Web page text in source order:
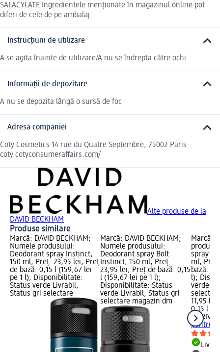
SALACYLATE Ingredientele menționate în magazinul online pot
diferi de cele de pe ambalaj.
Instrucțiuni de utilizare
A se agita înainte de utilizare/A nu se îndrepta către ochi
Informații de depozitare
A nu se depozita lângă o sursă de foc
Adresa companiei
Coty Cosmetics 14 rue du Quatre Septembre, 75002 Paris
coty.cotyconsumeraffairs.com/
Alte produse de la
DAVID BECKHAM
Produse similare
Marcă: DAVID BECKHAM;
Numele produsului:
Deodorant spray Instinct,
150 ml; Preț: 23,95 lei; Preț
de bază: 0,15 l (159,67 lei
pe 1 l); Disponibilitate:
Status verde Livrabil,
Status gri selectare
Marcă: DAVID BECKHAM;
Numele produsului:
Deodorant spray Bolt
Instinct, 150 ml; Preț:
23,95 lei; Preț de bază: 0,15
l (159,67 lei pe 1 l);
Disponibilitate: Status
verde Livrabil, Status gri
selectare magazin dm
Marcă:
spray
ml;
bază:
l);
verde
11,95 lei
0,15 l
LA RIVE
pentru